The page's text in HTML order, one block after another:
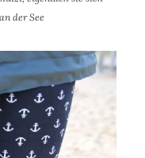
der See